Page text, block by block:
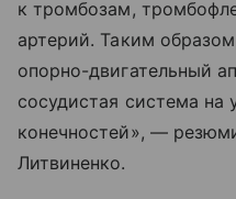
к тромбозам,
артерий. Таким
опорно-двигательный
сосудистая система на
конечностей», —
Литвиненко.